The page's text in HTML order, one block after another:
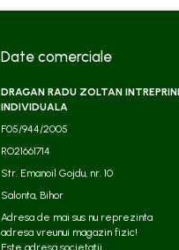
Date comerciale
DRAGAN RADU ZOLTAN
INDIVIDUALA
F05/944/2005
RO21661714
Str. Emanoil Gojdu, nr. 10
Salonta, Bihor
Adresa de mai sus nu reprezinta
adresa vreunui magazin fizic!
Este adresa societatii.​